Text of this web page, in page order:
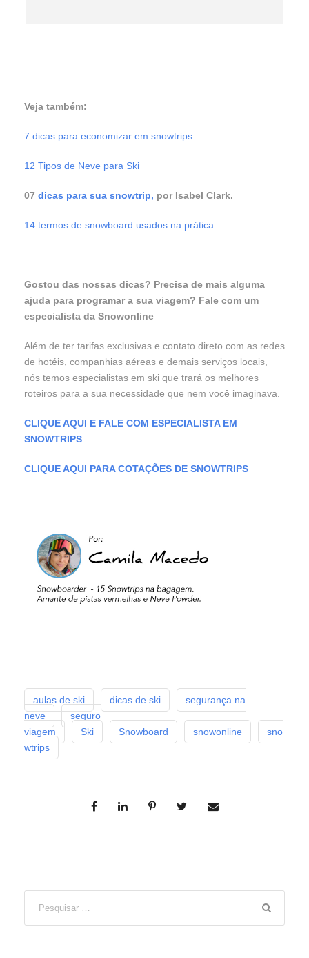
Veja também:
7 dicas para economizar em snowtrips
12 Tipos de Neve para Ski
07 dicas para sua snowtrip, por Isabel Clark.
14 termos de snowboard usados na prática
Gostou das nossas dicas? Precisa de mais alguma
ajuda para programar a sua viagem? Fale com um
especialista da Snowonline
Além de ter tarifas exclusivas e contato direto com as redes
de hotéis, companhias aéreas e demais serviços locais,
nós temos especialistas em ski que trará os melhores
roteiros para a sua necessidade que nem você imaginava.
CLIQUE AQUI E FALE COM ESPECIALISTA EM
SNOWTRIPS
CLIQUE AQUI PARA COTAÇÕES DE SNOWTRIPS
aulas de ski dicas de ski
segurança na
neve
seguro
viagem
Ski Snowboard snowonline
sno
wtrips